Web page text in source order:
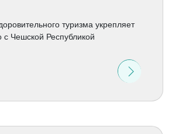
туризма укрепляет
с Чешской Республикой